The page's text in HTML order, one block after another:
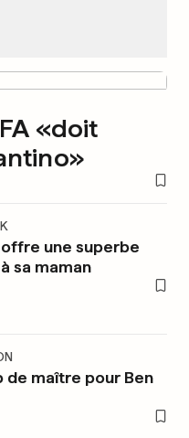
«doit
une superbe
sa maman
de maître pour Ben